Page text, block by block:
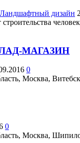
Ландшафтный дизайн
МАГАЗИН
0
Москва,
0
Москва,